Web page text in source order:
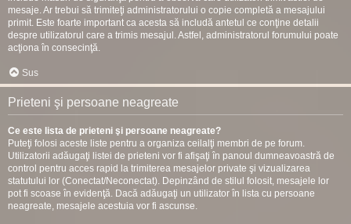
mesaje. Ar trebui să trimiteţi administratorului o copie completă a mesajului
primit. Este foarte important ca acesta să includă antetul ce conţine detalii
despre utilizatorul care a trimis mesajul. Astfel, administratorul forumului poate
acţiona în consecinţă.
Sus
Prieteni şi persoane neagreate
Ce este lista de prieteni şi persoane neagreate?
Puteţi folosi aceste liste pentru a organiza ceilalţi membri de pe forum.
Utilizatorii adăugaţi listei de prieteni vor fi afişaţi în panoul dumneavoastră de
control pentru acces rapid la trimiterea mesajelor private şi vizualizarea
statutului lor (Conectat/Neconectat). Depinzând de stilul folosit, mesajele lor
pot fi scoase în evidenţă. Dacă adăugaţi un utilizator în lista cu persoane
neagreate, mesajele acestuia vor fi ascunse.